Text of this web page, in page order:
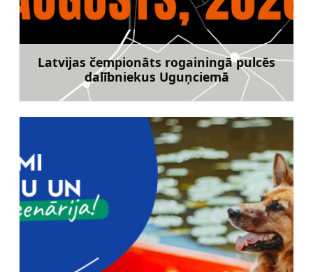
Latvijas čempionāts rogainingā pulcēs
dalībniekus Uguņciemā
Uzzināt vairāk